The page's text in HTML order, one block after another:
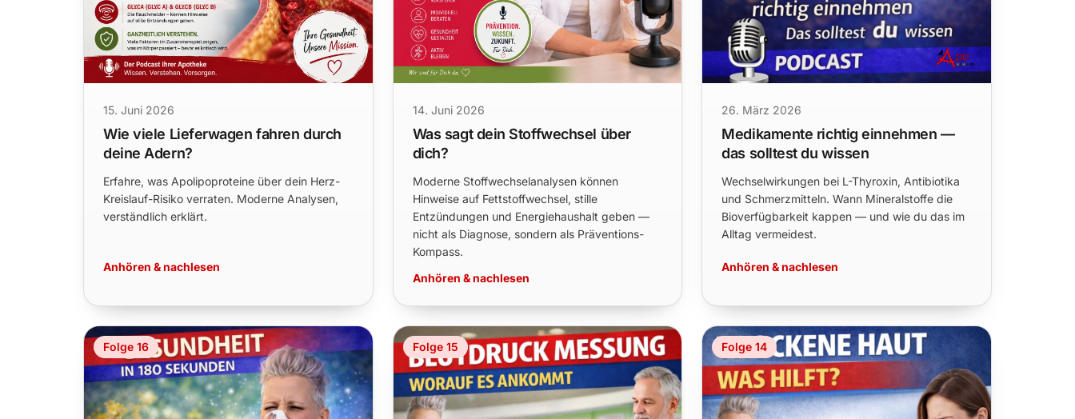
15. Juni 2026
Wie viele Lieferwagen fahren durch
deine Adern?
Erfahre, was Apolipoproteine über dein Herz-
Kreislauf-Risiko verraten. Moderne Analysen,
verständlich erklärt.
Anhören & nachlesen
14. Juni 2026
Was sagt dein Stoffwechsel über
dich?
Moderne Stoffwechselanalysen können
Hinweise auf Fettstoffwechsel, stille
Entzündungen und Energiehaushalt geben —
nicht als Diagnose, sondern als Präventions-
Kompass.
Anhören & nachlesen
26. März 2026
Medikamente richtig einnehmen —
das solltest du wissen
Wechselwirkungen bei L-Thyroxin, Antibiotika
und Schmerzmitteln. Wann Mineralstoffe die
Bioverfügbarkeit kappen — und wie du das im
Alltag vermeidest.
Anhören & nachlesen
Folge 16 Folge 15 Folge 14